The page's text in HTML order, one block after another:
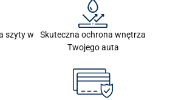
szyty w
Skuteczna ochrona wnętrza
Twojego auta